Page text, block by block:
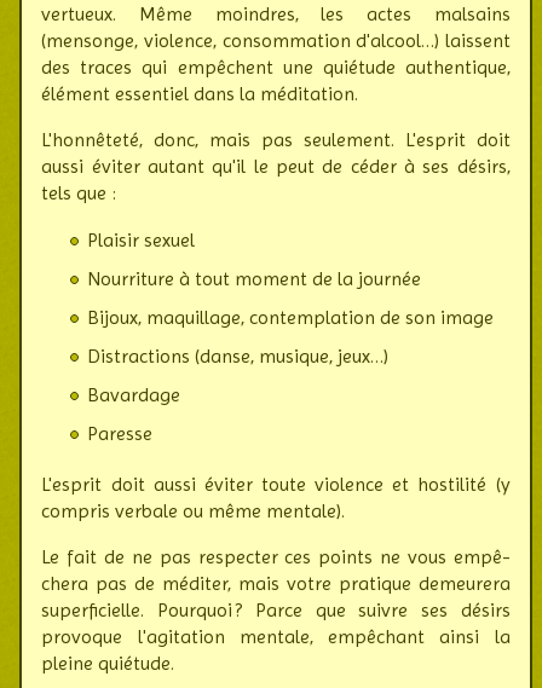
vertueux. Même moindres, les actes mal­sains
(mensonge, violence, consom­ma­tion d'alcool…) laissent
des traces qui empê­chent une quiétude authen­tique,
élé­ment essen­tiel dans la médi­tation.
L'honnêteté, donc, mais pas seulement. L'esprit doit
aussi éviter autant qu'il le peut de céder à ses désirs,
tels que :
Plaisir sexuel
Nourriture à tout moment de la journée
Bijoux, maquillage, contemplation de son image
Distractions (danse, musique, jeux…)
Bavardage
Paresse
L'esprit doit aussi éviter toute violence et hos­ti­lité (y
compris verbale ou même men­tale).
Le fait de ne pas respec­ter ces points ne vous empê­
chera pas de méditer, mais votre pra­tique demeu­rera
super­fi­cielle. Pourquoi ? Parce que suivre ses désirs
provoque l'agi­tation mentale, empê­chant ainsi la
pleine quiétude.